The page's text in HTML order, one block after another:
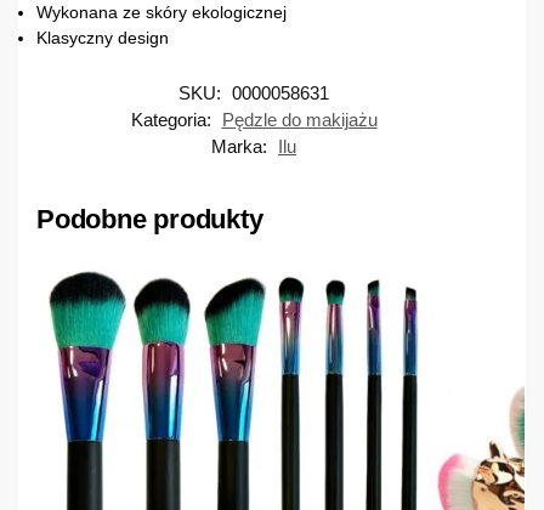
Wykonana ze skóry ekologicznej
Klasyczny design
SKU: 0000058631
Kategoria:
Pędzle do makijażu
Marka:
Ilu
Podobne produkty